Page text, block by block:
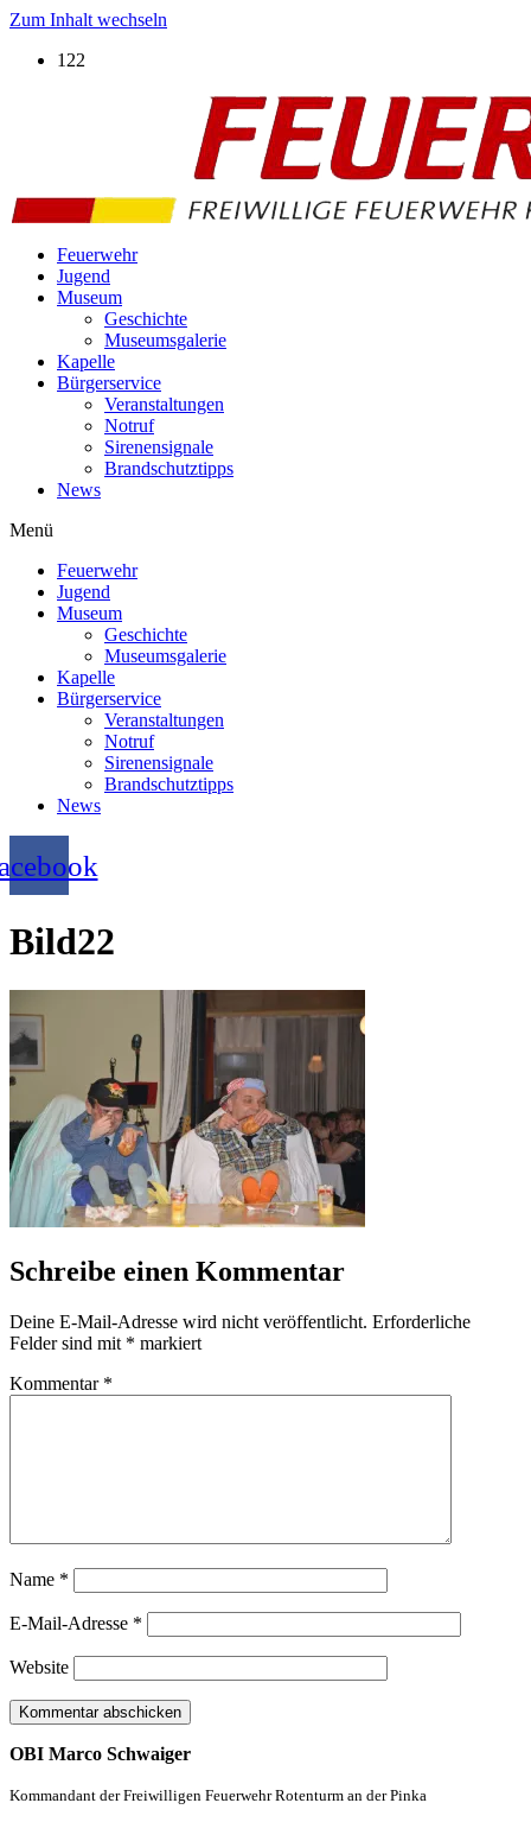
Zum Inhalt wechseln
122
Feuerwehr
Jugend
Museum
Geschichte
Museumsgalerie
Kapelle
Bürgerservice
Veranstaltungen
Notruf
Sirenensignale
Brandschutztipps
News
Menü
Feuerwehr
Jugend
Museum
Geschichte
Museumsgalerie
Kapelle
Bürgerservice
Veranstaltungen
Notruf
Sirenensignale
Brandschutztipps
News
Bild22
Schreibe einen Kommentar
Deine E-Mail-Adresse wird nicht veröffentlicht. Erforderliche
Felder sind mit * markiert
Kommentar *
Name *
E-Mail-Adresse *
Website
OBI Marco Schwaiger
Kommandant der Freiwilligen Feuerwehr Rotenturm an der Pinka